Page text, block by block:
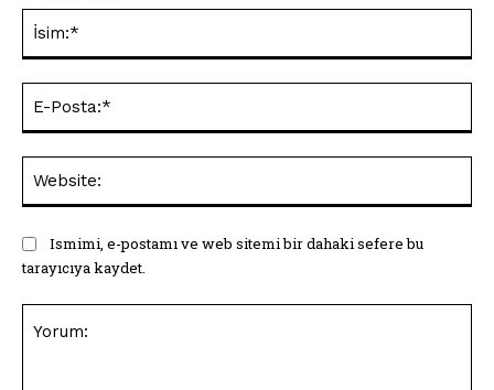
Ismimi, e-postamı ve web sitemi bir dahaki sefere bu
tarayıcıya kaydet.